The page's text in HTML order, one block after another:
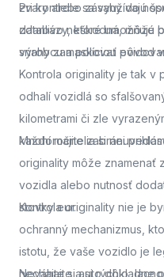
zvary alebo zásahy do
zdanlivo neškodná, môže
snahy zamaskovať pôvod
Pri kontrole sa využívajú
databázy, ktoré umožňujú
výrobcu a políciou
Kontrola originality je tak v
odhalí vozidlá so
kilometrami či zle
každoročne zabráni
Mnohí majitelia si
originality môže znamenať
vozidla alebo nutnosť
stovky eur.
Kontrola originality nie je
ochranný mechanizmus,
istotu, že vaše vozidlo je
nechajte si auto dôkladne
Neváhajte asi rýchlo,